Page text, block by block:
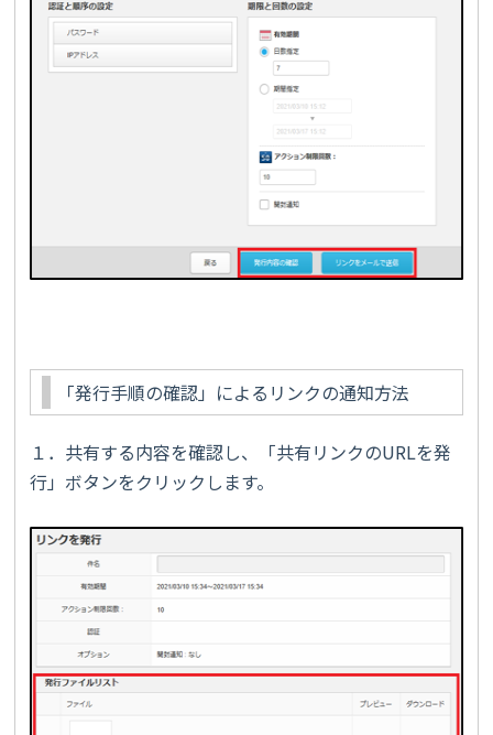
「発行手順の確認」によるリンクの通知方法
１．共有する内容を確認し、「共有リンクのURLを発
行」ボタンをクリックします。